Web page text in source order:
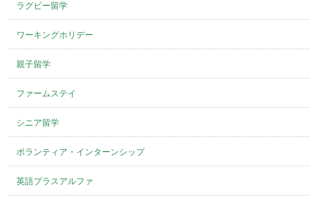
ラグビー留学
ワーキングホリデー
親子留学
ファームステイ
シニア留学
ボランティア・インターンシップ
英語プラスアルファ